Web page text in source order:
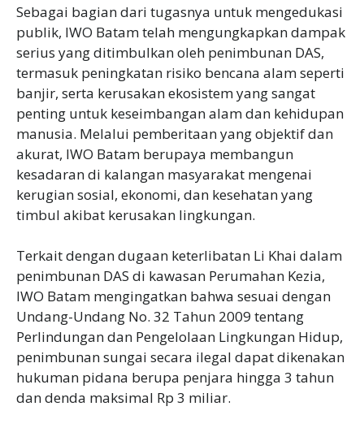
Sebagai bagian dari tugasnya untuk mengedukasi
publik, IWO Batam telah mengungkapkan dampak
serius yang ditimbulkan oleh penimbunan DAS,
termasuk peningkatan risiko bencana alam seperti
banjir, serta kerusakan ekosistem yang sangat
penting untuk keseimbangan alam dan kehidupan
manusia. Melalui pemberitaan yang objektif dan
akurat, IWO Batam berupaya membangun
kesadaran di kalangan masyarakat mengenai
kerugian sosial, ekonomi, dan kesehatan yang
timbul akibat kerusakan lingkungan.
Terkait dengan dugaan keterlibatan Li Khai dalam
penimbunan DAS di kawasan Perumahan Kezia,
IWO Batam mengingatkan bahwa sesuai dengan
Undang-Undang No. 32 Tahun 2009 tentang
Perlindungan dan Pengelolaan Lingkungan Hidup,
penimbunan sungai secara ilegal dapat dikenakan
hukuman pidana berupa penjara hingga 3 tahun
dan denda maksimal Rp 3 miliar.